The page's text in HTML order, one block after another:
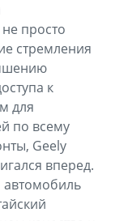
просто
стремления
к
для
по всему
Geely
вперед.